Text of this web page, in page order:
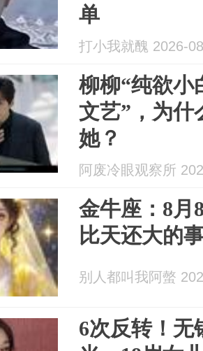
单
打小我就醜 2026-
柳柳“纯欲小
文艺”，为什
她？
阿废冷眼观察所
金牛座：8月
比天还大的
别人都叫我阿螫
6次反转！无